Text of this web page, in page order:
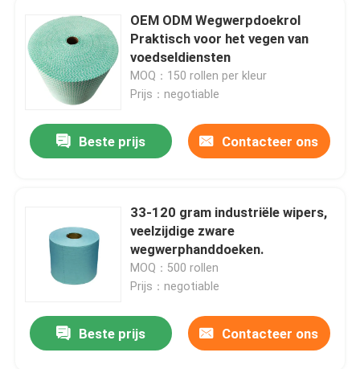
Thuis
Over ons
Kwaliteitscontrole
OEM ODM Wegwerpdoekrol
Praktisch voor het vegen van
voedseldiensten
MOQ：150 rollen per kleur
Prijs：negotiable
Beste prijs Contacteer ons
33-120 gram industriële wipers,
veelzijdige zware
wegwerphanddoeken.
MOQ：500 rollen
Prijs：negotiable
Beste prijs Contacteer ons